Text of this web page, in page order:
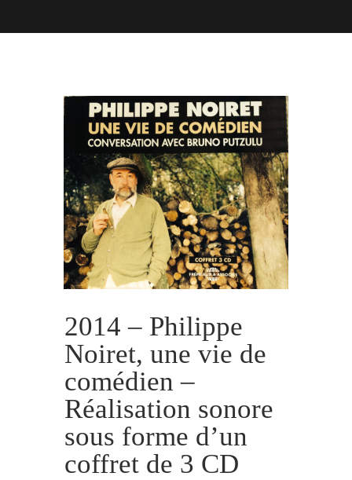
2014 – Philippe
Noiret, une vie de
comédien –
Réalisation sonore
sous forme d’un
coffret de 3 CD